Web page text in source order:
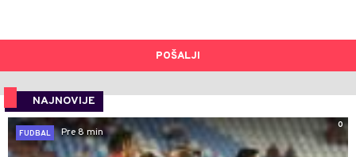
POŠALJI
NAJNOVIJE
0
FUDBAL
Pre 8 min